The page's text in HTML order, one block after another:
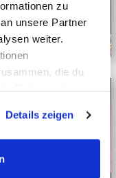
zu
unsere Partner
weiter.
die du
.
Details zeigen